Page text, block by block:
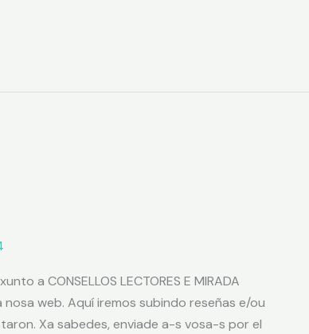
a CONSELLOS LECTORES E MIRADA
nosa web. Aquí iremos subindo reseñas e/ou
Xa sabedes, enviade a-s vosa-s por el